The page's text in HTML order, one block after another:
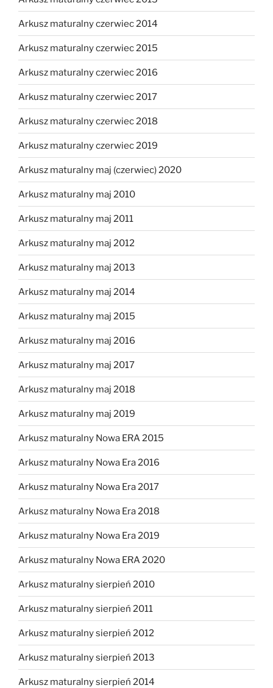
Arkusz maturalny czerwiec 2014
Arkusz maturalny czerwiec 2015
Arkusz maturalny czerwiec 2016
Arkusz maturalny czerwiec 2017
Arkusz maturalny czerwiec 2018
Arkusz maturalny czerwiec 2019
Arkusz maturalny maj (czerwiec) 2020
Arkusz maturalny maj 2010
Arkusz maturalny maj 2011
Arkusz maturalny maj 2012
Arkusz maturalny maj 2013
Arkusz maturalny maj 2014
Arkusz maturalny maj 2015
Arkusz maturalny maj 2016
Arkusz maturalny maj 2017
Arkusz maturalny maj 2018
Arkusz maturalny maj 2019
Arkusz maturalny Nowa ERA 2015
Arkusz maturalny Nowa Era 2016
Arkusz maturalny Nowa Era 2017
Arkusz maturalny Nowa Era 2018
Arkusz maturalny Nowa Era 2019
Arkusz maturalny Nowa ERA 2020
Arkusz maturalny sierpień 2010
Arkusz maturalny sierpień 2011
Arkusz maturalny sierpień 2012
Arkusz maturalny sierpień 2013
Arkusz maturalny sierpień 2014